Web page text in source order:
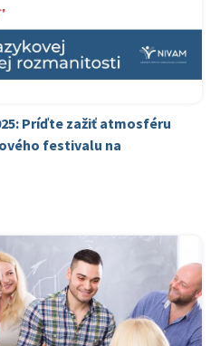
Príďte zažiť atmosféru
festivalu na